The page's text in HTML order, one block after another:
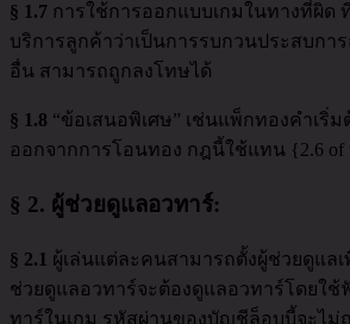
§ 1.7 การใช้การออกแบบเกมในทางที่ผิด
บริการลูกค้าว่าเป็นการรบกวนประสบกา
อื่น สามารถถูกลงโทษได้
§ 1.8 “ข้อเสนอพิเศษ” เช่นแพ็กทองคำเริ่
ออกจากการโอนทอง กฎนี้ใช้แทน {2.6 of
§ 2. ผู้ช่วยดูแลอวทาร์:
§ 2.1 ผู้เล่นแต่ละคนสามารถตั้งผู้ช่วยดูแล
ช่วยดูแลอวทาร์จะต้องดูแลอวทาร์โดยใช้
ทาร์ในเกม รหัสผ่านของบัญชีล็อบบี้จะไม่